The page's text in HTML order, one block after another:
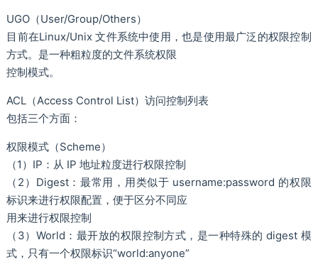
UGO（User/Group/Others）
目前在Linux/Unix 文件系统中使用，也是使用最广泛的权限控制
方式。是一种粗粒度的文件系统权限
控制模式。
ACL（Access Control List）访问控制列表
包括三个方面：
权限模式（Scheme）
（1）IP：从 IP 地址粒度进行权限控制
（2）Digest：最常用，用类似于 username:password 的权限
标识来进行权限配置，便于区分不同应
用来进行权限控制
（3）World：最开放的权限控制方式，是一种特殊的 digest 模
式，只有一个权限标识“world:anyone”